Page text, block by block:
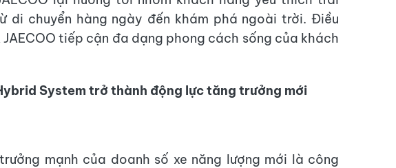
di chuyển hàng ngày đến khám phá ngoài trời. Điều
JAECOO tiếp cận đa dạng phong cách sống của khách
System trở thành động lực tăng trưởng mới
mạnh của doanh số xe năng lượng mới là công